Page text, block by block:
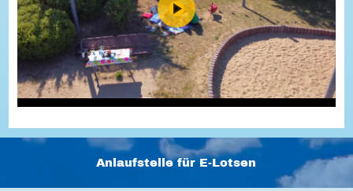
Anlaufstelle für E-Lotsen